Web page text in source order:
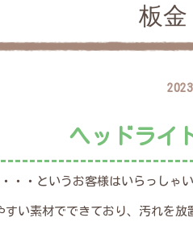
板金
ヘッドライ
・・というお客様はいらっしゃ
い素材でできており、汚れを